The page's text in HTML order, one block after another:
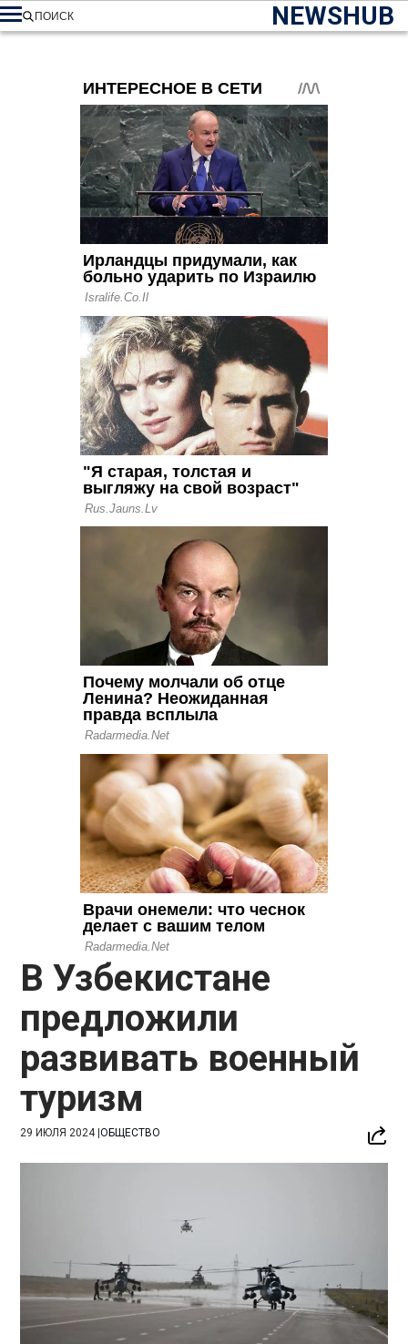
NEWSHUB
ПОИСК
В Узбекистане
предложили
развивать военный
туризм
29 ИЮЛЯ 2024|ОБЩЕСТВО